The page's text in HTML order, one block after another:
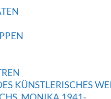
KÜNSTLERISCHES